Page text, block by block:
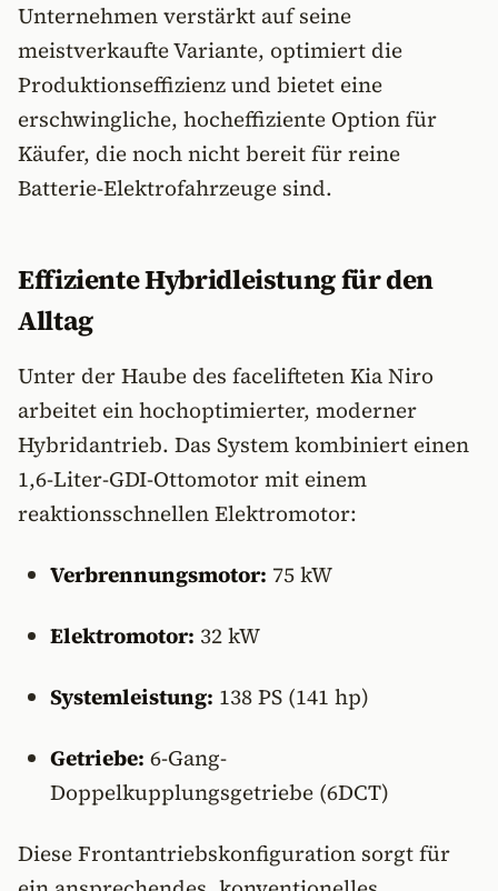
Unternehmen verstärkt auf seine
meistverkaufte Variante, optimiert die
Produktionseffizienz und bietet eine
erschwingliche, hocheffiziente Option für
Käufer, die noch nicht bereit für reine
Batterie-Elektrofahrzeuge sind.
Effiziente Hybridleistung für den
Alltag
Unter der Haube des facelifteten Kia Niro
arbeitet ein hochoptimierter, moderner
Hybridantrieb. Das System kombiniert einen
1,6-Liter-GDI-Ottomotor mit einem
reaktionsschnellen Elektromotor:
Verbrennungsmotor: 75 kW
Elektromotor: 32 kW
Systemleistung: 138 PS (141 hp)
Getriebe: 6-Gang-
Doppelkupplungsgetriebe (6DCT)
Diese Frontantriebskonfiguration sorgt für